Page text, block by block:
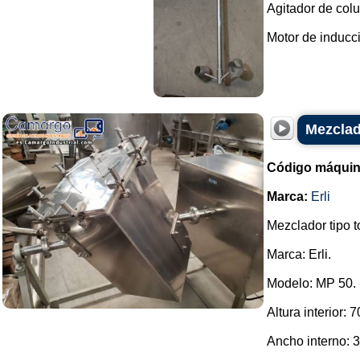
Agitador de
Motor de
Código
Marca: Erli
Mezclador tipo
Marca: Erli.
Modelo: MP 50.
Altura interior:
Ancho interno: